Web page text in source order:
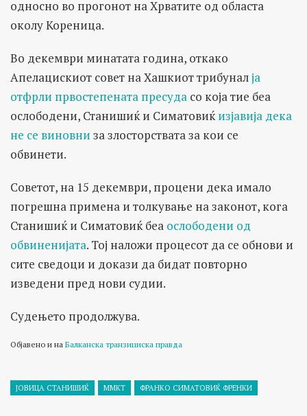
односно во прогонот на Хрватите од областа
околу Кореница.
Во декември минатата година, откако
Апелацискиот совет на Хашкиот трибуналја
отфрли првостепената пресуда со која тие беа
ослободени, Станишиќ и Симатовиќизјавија дека
не се виновни за злосторствата за кои се
обвинети.
Советот, на 15 декември, процени дека имало
погрешна примена и толкување на законот, кога
Станишиќ и Симатовиќ беа ослободени од
обвиненијата. Тој наложи процесот да се обнови и
сите сведоци и докази да бидат повторно
изведени пред нови судии.
Судењето продолжува.
Објавено и на Балканска транзициска правда
ЈОВИЦА СТАНИШИЌ ММКТ ФРАНКО СИМАТОВИЌ ФРЕНКИ